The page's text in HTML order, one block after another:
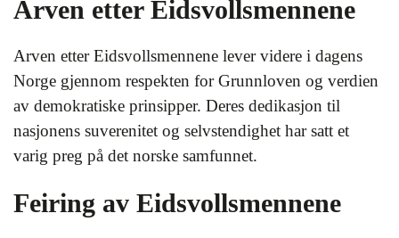
Arven etter Eidsvollsmennene
Arven etter Eidsvollsmennene lever videre i dagens
Norge gjennom respekten for Grunnloven og verdien
av demokratiske prinsipper. Deres dedikasjon til
nasjonens suverenitet og selvstendighet har satt et
varig preg på det norske samfunnet.
Feiring av Eidsvollsmennene